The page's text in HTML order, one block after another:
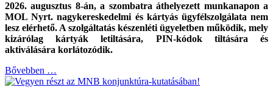
2026. augusztus 8-án, a szombatra áthelyezett munkanapon a
MOL Nyrt. nagykereskedelmi és kártyás ügyfélszolgálata nem
lesz elérhető. A szolgáltatás készenléti ügyeletben működik, mely
kizárólag kártyák letiltására, PIN-kódok tiltására és
aktiválására korlátozódik.
Bővebben …